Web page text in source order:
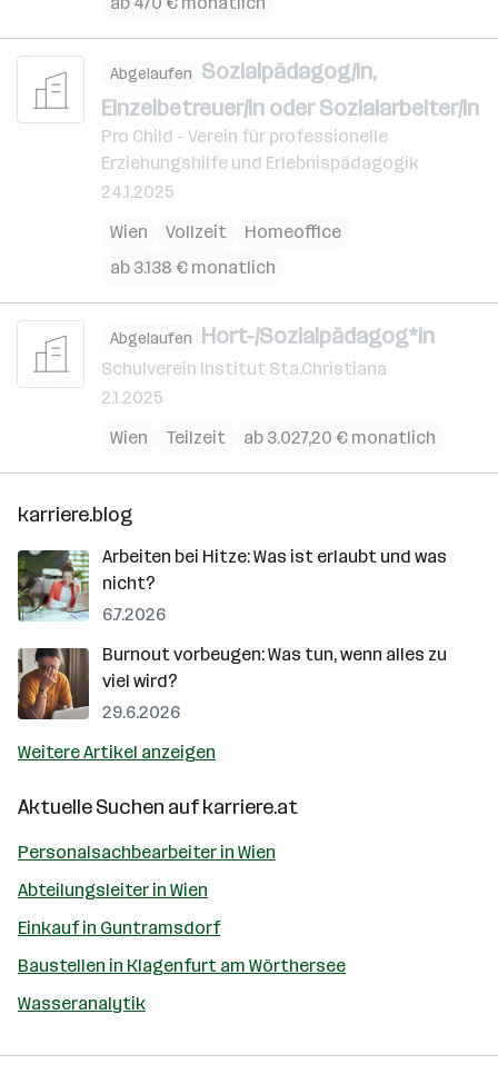
Abgelaufen Sozialpädagog/in,
Einzelbetreuer/in oder Sozialarbeiter/in
Pro Child - Verein für professionelle
Erziehungshilfe und Erlebnispädagogik
24.1.2025
Wien
Vollzeit
Homeoffice
ab 3.138 € monatlich
Abgelaufen Hort-/Sozialpädagog*in
Schulverein Institut Sta.Christiana
2.1.2025
Wien
Teilzeit ab 3.027,20 € monatlich
karriere.blog
Arbeiten bei Hitze: Was ist erlaubt und was
nicht?
6.7.2026
Burnout vorbeugen: Was tun, wenn alles zu
viel wird?
29.6.2026
Weitere Artikel anzeigen
Aktuelle Suchen aufkarriere.at
Personalsachbearbeiter in Wien
Abteilungsleiter in Wien
Einkauf in Guntramsdorf
Baustellen in Klagenfurt am Wörthersee
Wasseranalytik